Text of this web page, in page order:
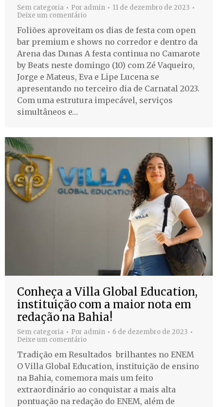
Sem categoria Por admin
11 de dezembro de 2023
Deixe um comentário
Foliões aproveitam os dias de festa com open
bar premium e shows no corredor e dentro da
Arena das Dunas A festa continua no Camarote
by Beats neste domingo (10) com Zé Vaqueiro,
Jorge e Mateus, Eva e Lipe Lucena se
apresentando no terceiro dia de Carnatal 2023.
Com uma estrutura impecável, serviços
simultâneos e…
Conheça a Villa Global Education,
instituição com a maior nota em
redação na Bahia!
Sem categoria Por admin
6 de dezembro de 2023
Deixe um comentário
Tradição em Resultados brilhantes no ENEM
O Villa Global Education, instituição de ensino
na Bahia, comemora mais um feito
extraordinário ao conquistar a mais alta
pontuação na redação do ENEM, além de